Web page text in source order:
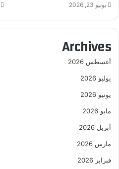
يونيو 23, 2026
Archives
أغسطس 2026
يوليو 2026
يونيو 2026
مايو 2026
أبريل 2026
مارس 2026
فبراير 2026